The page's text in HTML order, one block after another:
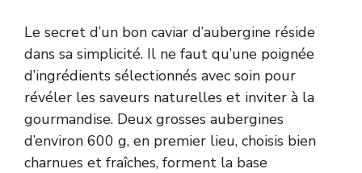
Le secret d’un bon caviar d’aubergine réside
dans sa simplicité. Il ne faut qu’une poignée
d’ingrédients sélectionnés avec soin pour
révéler les saveurs naturelles et inviter à la
gourmandise. Deux grosses aubergines
d’environ 600 g, en premier lieu, choisis bien
charnues et fraîches, forment la base